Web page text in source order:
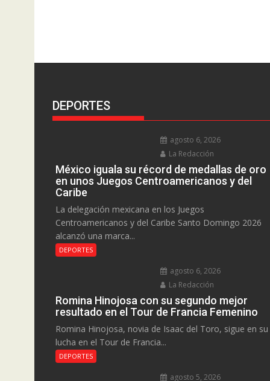
DEPORTES
agosto 6, 2026
La Redacción
México iguala su récord de medallas de oro
en unos Juegos Centroamericanos y del
Caribe
La delegación mexicana en los Juegos
Centroamericanos y del Caribe Santo Domingo 2026
alcanzó una marca...
DEPORTES
agosto 6, 2026
La Redacción
Romina Hinojosa con su segundo mejor
resultado en el Tour de Francia Femenino
Romina Hinojosa, novia de Isaac del Toro, sigue en su
lucha en el Tour de Francia...
DEPORTES
agosto 5, 2026